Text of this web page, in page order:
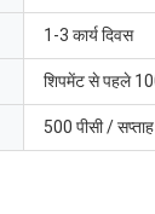
1-3 कार्य दिवस
शिपमेंट से पहले
500 पीसी /